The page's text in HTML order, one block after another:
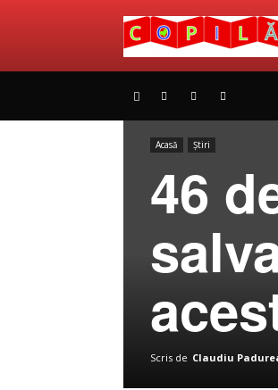
Acasă Știri
46
Scris de Claudiu